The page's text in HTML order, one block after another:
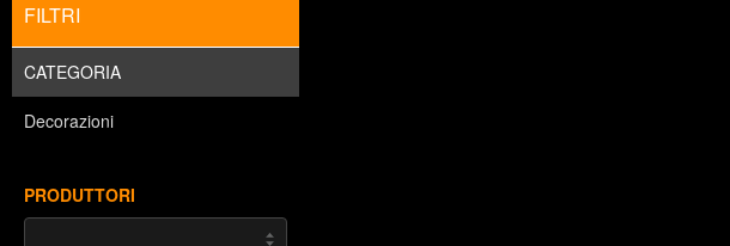
FILTRI
CATEGORIA
Decorazioni
PRODUTTORI